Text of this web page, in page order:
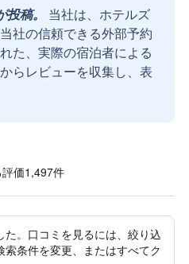
稿。
当社は、ホテルズ
社の信頼できる外部予約
た、実際の宿泊者による
らレビューを収集し、表
価1,497​件
。口コミを見るには、絞り込
条件を変更、またはすべてク